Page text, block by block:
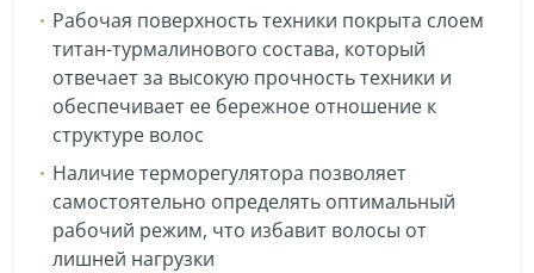
Рабочая поверхность техники покрыта слоем
титан-турмалинового состава, который
отвечает за высокую прочность техники и
обеспечивает ее бережное отношение к
структуре волос
Наличие терморегулятора позволяет
самостоятельно определять оптимальный
рабочий режим, что избавит волосы от
лишней нагрузки